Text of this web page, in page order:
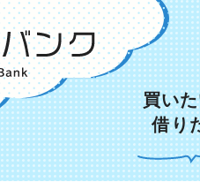
買い
借り